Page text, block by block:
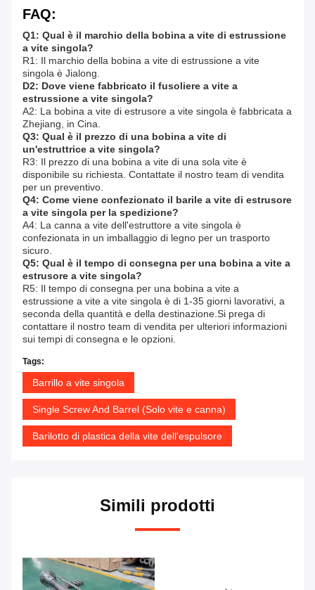
FAQ:
Q1: Qual è il marchio della bobina a vite di estrussione
a vite singola?
R1: Il marchio della bobina a vite di estrussione a vite
singola è Jialong.
D2: Dove viene fabbricato il fusoliere a vite a
estrussione a vite singola?
A2: La bobina a vite di estrusore a vite singola è fabbricata a
Zhejiang, in Cina.
Q3: Qual è il prezzo di una bobina a vite di
un'estruttrice a vite singola?
R3: Il prezzo di una bobina a vite di una sola vite è
disponibile su richiesta. Contattate il nostro team di vendita
per un preventivo.
Q4: Come viene confezionato il barile a vite di estrusore
a vite singola per la spedizione?
A4: La canna a vite dell'estruttore a vite singola è
confezionata in un imballaggio di legno per un trasporto
sicuro.
Q5: Qual è il tempo di consegna per una bobina a vite a
estrusore a vite singola?
R5: Il tempo di consegna per una bobina a vite a
estrussione a vite a vite singola è di 1-35 giorni lavorativi, a
seconda della quantità e della destinazione.Si prega di
contattare il nostro team di vendita per ulteriori informazioni
sui tempi di consegna e le opzioni.
Tags:
Barrillo a vite singola
Single Screw And Barrel (Solo vite e canna)
Barilotto di plastica della vite dell'espulsore
Simili prodotti